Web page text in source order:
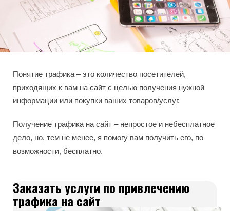
Понятие трафика – это количество посетителей,
приходящих к вам на сайт с целью получения нужной
информации или покупки ваших товаров/услуг.
Получение трафика на сайт – непростое и небесплатное
дело, но, тем не менее, я помогу вам получить его, по
возможности, бесплатно.
Заказать услуги по привлечению
трафика на сайт